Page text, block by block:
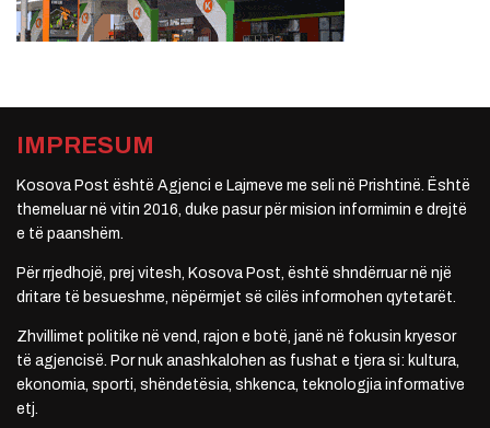
IMPRESUM
Kosova Post është Agjenci e Lajmeve me seli në Prishtinë. Është
themeluar në vitin 2016, duke pasur për mision informimin e drejtë
e të paanshëm.
Për rrjedhojë, prej vitesh, Kosova Post, është shndërruar në një
dritare të besueshme, nëpërmjet së cilës informohen qytetarët.
Zhvillimet politike në vend, rajon e botë, janë në fokusin kryesor
të agjencisë. Por nuk anashkalohen as fushat e tjera si: kultura,
ekonomia, sporti, shëndetësia, shkenca, teknologjia informative
etj.